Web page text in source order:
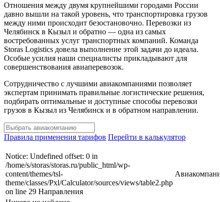
Отношения между двумя крупнейшими городами России
давно вышли на такой уровень, что транспортировка грузов
между ними происходит безостановочно. Перевозки из
Челябинск в Кызыл и обратно — одна из самых
востребованных услуг транспортных компаний. Команда
Storas Logistics довела выполнение этой задачи до идеала.
Особые усилия наши специалисты прикладывают для
совершенствования авиаперевозок.
Сотрудничество с лучшими авиакомпаниями позволяет
экспертам принимать правильные логистические решения,
подбирать оптимальные и доступные способы перевозки
грузов в Кызыл из Челябинск и в обратном направлении.
Правила применения тарифов Перейти в калькулятор
Notice: Undefined offset: 0 in
/home/s/storas/storas.ru/public_html/wp-
content/themes/tsl-
theme/classes/Pxl/Calculator/sources/views/table2.php
on line 29 Направления